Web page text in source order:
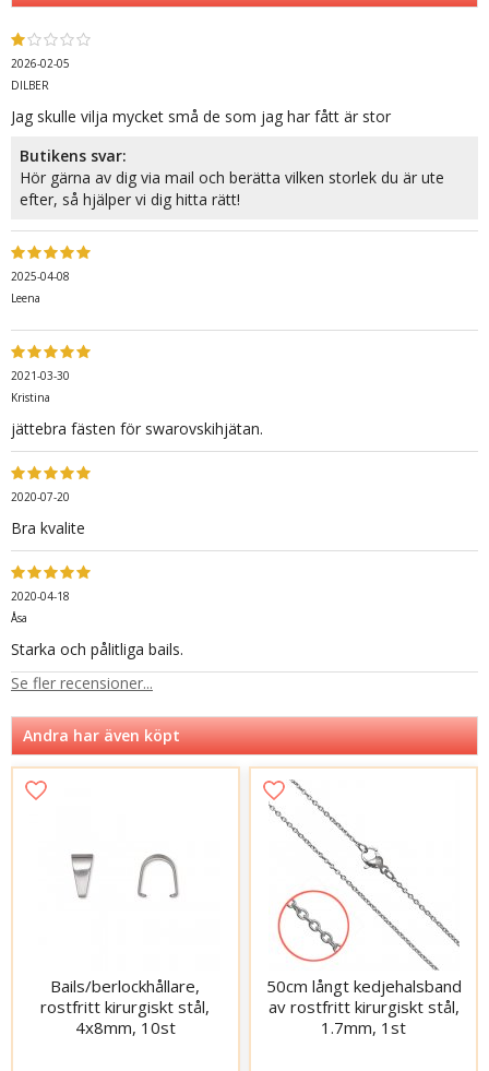
2026-02-05
DILBER
Jag skulle vilja mycket små de som jag har fått är stor
Butikens svar:
Hör gärna av dig via mail och berätta vilken storlek du är ute
efter, så hjälper vi dig hitta rätt!
2025-04-08
Leena
2021-03-30
Kristina
jättebra fästen för swarovskihjätan.
2020-07-20
Bra kvalite
2020-04-18
Åsa
Starka och pålitliga bails.
Se fler recensioner...
Andra har även köpt
Bails/berlockhållare,
rostfritt kirurgiskt stål,
4x8mm, 10st
50cm långt kedjehalsband
av rostfritt kirurgiskt stål,
1.7mm, 1st